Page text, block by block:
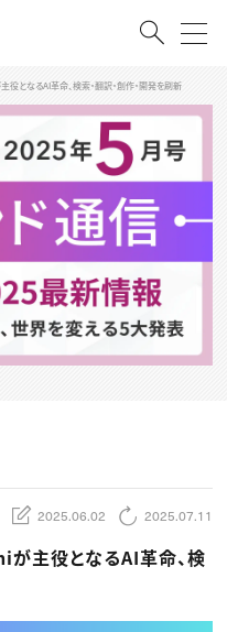
会員登録
となるAI革命、検索・翻訳・創作・開発を刷新
2025.06.02 2025.07.11
主役となるAI革命、検